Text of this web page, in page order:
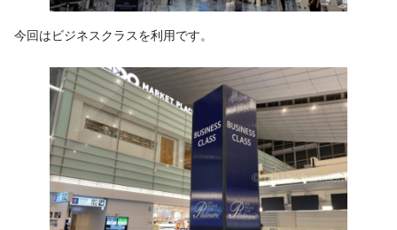
今回はビジネスクラスを利用です。